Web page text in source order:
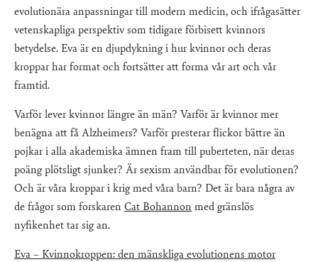
evolutionära anpassningar till modern medicin, och ifrågasätter
vetenskapliga perspektiv som tidigare förbisett kvinnors
betydelse. Eva är en djupdykning i hur kvinnor och deras
kroppar har format och fortsätter att forma vår art och vår
framtid.
Varför lever kvinnor längre än män? Varför är kvinnor mer
benägna att få Alzheimers? Varför presterar flickor bättre än
pojkar i alla akademiska ämnen fram till puberteten, när deras
poäng plötsligt sjunker? Är sexism användbar för evolutionen?
Och är våra kroppar i krig med våra barn? Det är bara några av
de frågor som forskaren Cat Bohannon med gränslös
nyfikenhet tar sig an.
Eva – Kvinnokroppen: den mänskliga evolutionens motor